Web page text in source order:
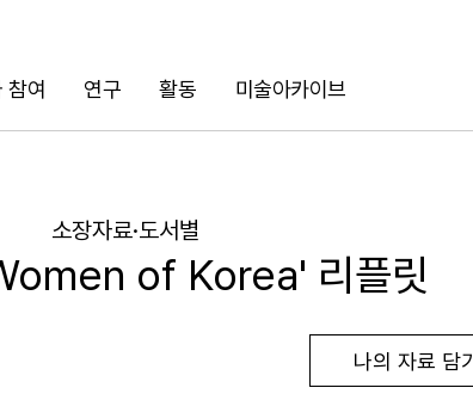
참여 연구 활동 미술아카이브
소장자료·도서별
of Korea' 리플릿
나의 자료 담기